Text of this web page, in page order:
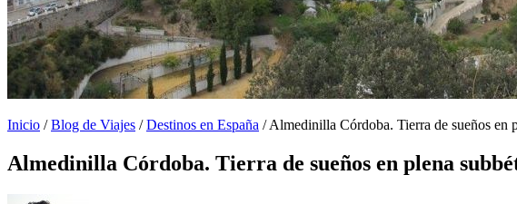
Inicio /Blog de Viajes /Destinos en España /Almedinilla Córdoba. Tierra de sueños en
Almedinilla Córdoba. Tierra de sueños en plena